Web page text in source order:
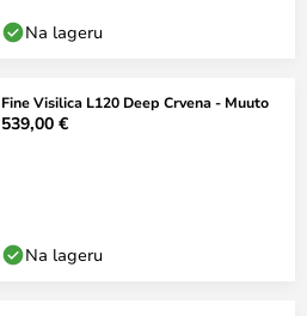
Na lageru
Fine Visilica L120 Deep Crvena - Muuto
539,00 €
Na lageru